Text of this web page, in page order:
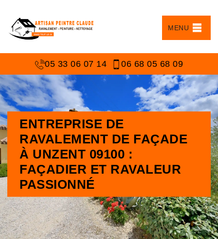
MENU
05 33 06 07 14 06 68 05 68 09
ENTREPRISE DE
RAVALEMENT DE FAÇADE
À UNZENT 09100 :
FAÇADIER ET RAVALEUR
PASSIONNÉ